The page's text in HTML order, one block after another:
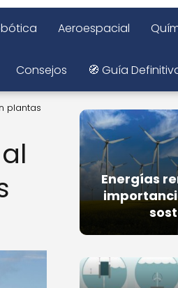
Aeroespacial
Consejos 🧭 Guía
plantas
Energías